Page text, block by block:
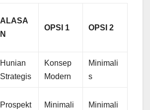
ALASA
N
OPSI 1 OPSI 2
Hunian
Strategis
Konsep
Modern
Minimali
s
Prospekt
Minimali
Minimali